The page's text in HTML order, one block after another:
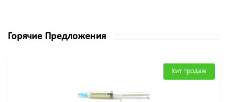
Горячие Предложения
Хит продаж